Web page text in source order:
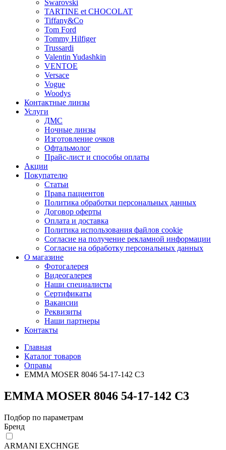
Swarovski
TARTINE et CHOCOLAT
Tiffany&Co
Tom Ford
Tommy Hilfiger
Trussardi
Valentin Yudashkin
VENTOE
Versace
Vogue
Woodys
Контактные линзы
Услуги
ДМС
Ночные линзы
Изготовление очков
Офтальмолог
Прайс-лист и способы оплаты
Акции
Покупателю
Статьи
Права пациентов
Политика обработки персональных данных
Договор оферты
Оплата и доставка
Политика использования файлов cookie
Согласие на получение рекламной информации
Согласие на обработку персональных данных
О магазине
Фотогалерея
Видеогалерея
Наши специалисты
Сертификаты
Вакансии
Реквизиты
Наши партнеры
Контакты
Главная
Каталог товаров
Оправы
EMMA MOSER 8046 54-17-142 С3
EMMA MOSER 8046 54-17-142 С3
Подбор по параметрам
Бренд
ARMANI EXCHNGE